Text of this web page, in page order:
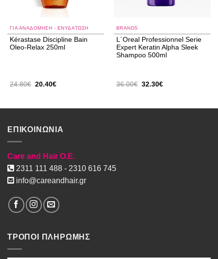
ΓΙΑ ΑΝΑΔΌΜΗΣΗ - ΕΝΥΔΆΤΩΣΗ
Kérastase Discipline Bain
Oleo-Relax 250ml
24.80€ Original
20.40€Η
20.40€.
BRANDS
L΄Oreal Professionnel Serie
Expert Keratin Alpha Sleek
Shampoo 500ml
36.00€ Original
32.30€Η
32.30€.
ΕΠΙΚΟΙΝΩΝΙΑ
Care and Hair O.E.
2311 111 488 - 2310 616 745
info@careandhair.gr
ΤΡΟΠΟΙ ΠΛΗΡΩΜΗΣ